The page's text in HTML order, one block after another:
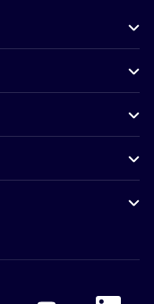
Accor Youtube
Accor